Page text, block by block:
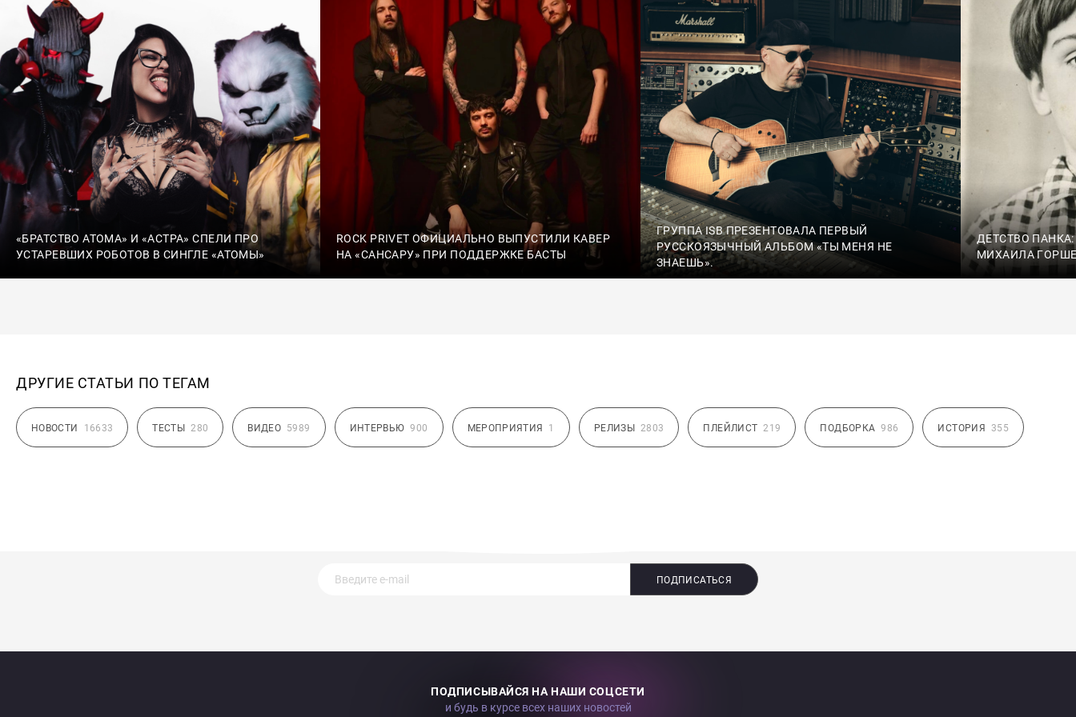
«БРАТСТВО АТОМА» И «АСТРА» СПЕЛИ ПРО
УСТАРЕВШИХ РОБОТОВ В СИНГЛЕ «АТОМЫ»
ROCK PRIVET ОФИЦИАЛЬНО ВЫПУСТИЛИ КАВЕР
НА «САНСАРУ» ПРИ ПОДДЕРЖКЕ БАСТЫ
ГРУППА ISB ПРЕЗЕНТОВАЛА ПЕРВЫЙ
РУССКОЯЗЫЧНЫЙ АЛЬБОМ «ТЫ МЕНЯ НЕ
ЗНАЕШЬ».
ДЕТСТВО
МИХАИЛА
ДРУГИЕ СТАТЬИ ПО ТЕГАМ
НОВОСТИ 16633 ТЕСТЫ 280 ВИДЕО 5989 ИНТЕРВЬЮ 900 МЕРОПРИЯТИЯ 1 РЕЛИЗЫ 2803 ПЛЕЙЛИСТ 219 ПОДБОРКА 986 ИСТОРИЯ 355
ПОДПИСАТЬСЯ
ПОДПИСЫВАЙСЯ НА НАШИ СОЦСЕТИ
и будь в курсе всех наших новостей